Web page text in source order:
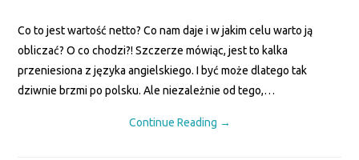
NASZE FINANSE
OSZCZĘDNICKA
Co to jest wartość netto? Co nam daje i w jakim celu warto ją
obliczać? O co chodzi?! Szczerze mówiąc, jest to kalka
przeniesiona z języka angielskiego. I być może dlatego tak
dziwnie brzmi po polsku. Ale niezależnie od tego,…
Continue Reading →